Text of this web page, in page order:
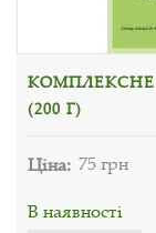
КОМПЛЕКСНЕ
(200 Г)
Ціна: 75 грн
В наявності